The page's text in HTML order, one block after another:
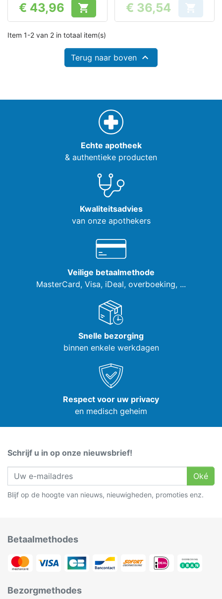
Prijs
€ 43,96  Prijs
€ 36,54 
Item 1-2 van 2 in totaal item(s)
Terug naar boven 
Echte apotheek
& authentieke producten
Kwaliteitsadvies
van onze apothekers
Veilige betaalmethode
MasterCard, Visa, iDeal, overboeking, ...
Snelle bezorging
binnen enkele werkdagen
Respect voor uw privacy
en medisch geheim
Schrijf u in op onze nieuwsbrief!
Oké
Blijf op de hoogte van nieuws, nieuwigheden, promoties enz.
Betaalmethodes
Bezorgmethodes